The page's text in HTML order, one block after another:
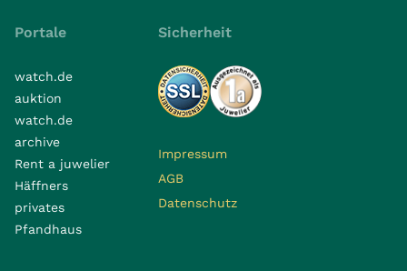
Portale
watch.de
auktion
watch.de
archive
Rent a juwelier
Häffners
privates
Pfandhaus
Sicherheit
Impressum
AGB
Datenschutz